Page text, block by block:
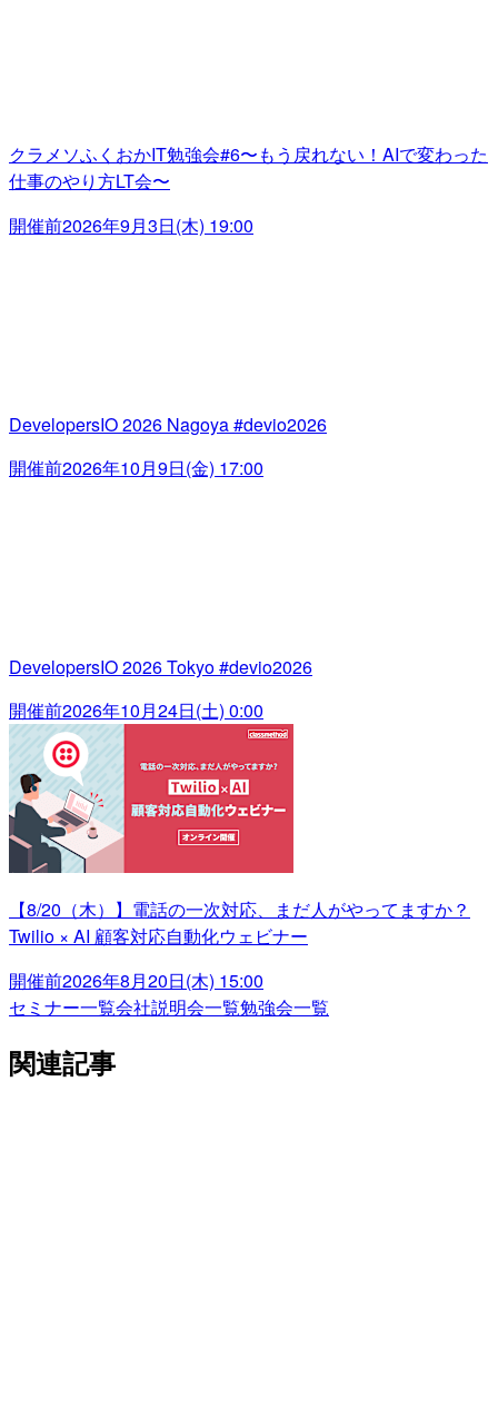
クラメソふくおかIT勉強会#6〜もう戻れない！AIで変わった
仕事のやり方LT会〜
開催前2026年9月3日(木) 19:00
DevelopersIO 2026 Nagoya #devio2026
開催前2026年10月9日(金) 17:00
DevelopersIO 2026 Tokyo #devio2026
開催前2026年10月24日(土) 0:00
【8/20（木）】電話の一次対応、まだ人がやってますか？
Twilio × AI 顧客対応自動化ウェビナー
開催前2026年8月20日(木) 15:00
セミナー一覧会社説明会一覧勉強会一覧
関連記事